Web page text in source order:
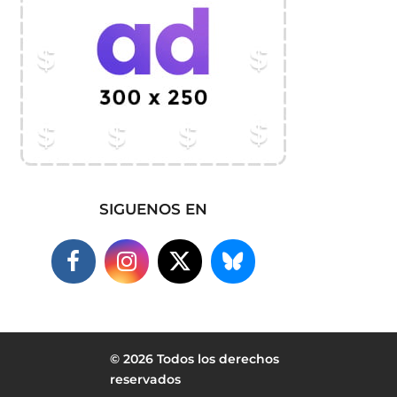
SIGUENOS EN
© 2026 Todos los derechos
reservados